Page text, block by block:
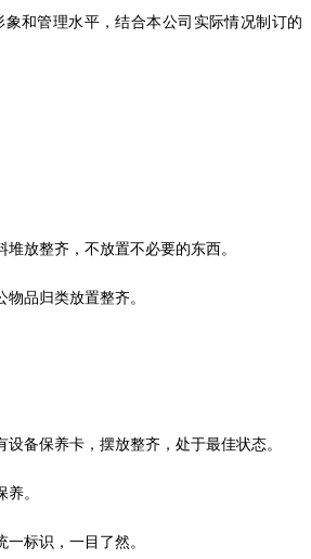
和管理水平，结合本公司实际情况制订的
放整齐，不放置不必要的东西。
品归类放置整齐。
设备保养卡，摆放整齐，处于最佳状态。
。
标识，一目了然。